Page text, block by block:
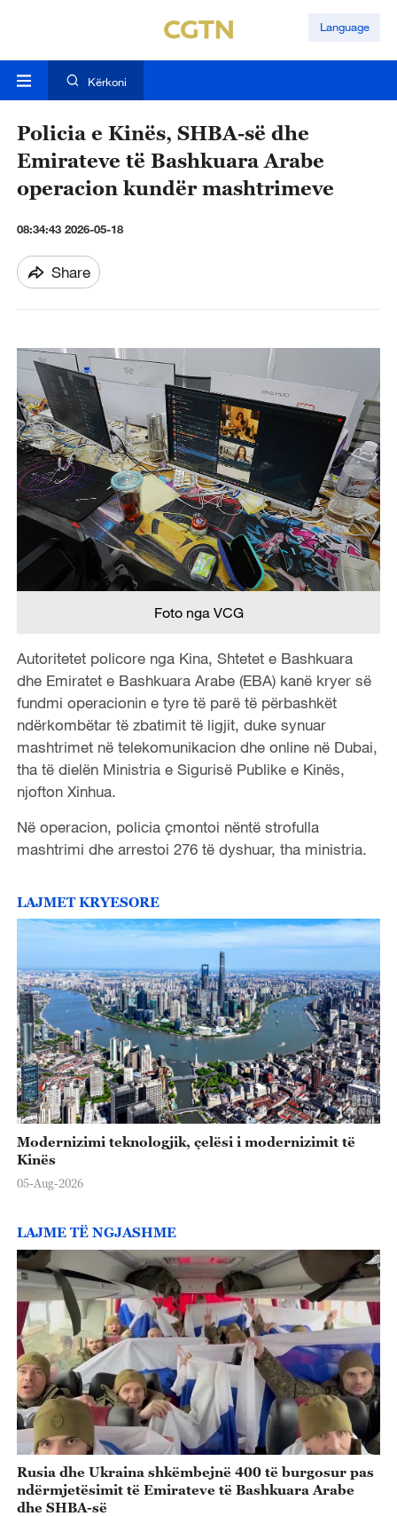
Language
Kërkoni
Policia e Kinës, SHBA-së dhe
Emirateve të Bashkuara Arabe
operacion kundër mashtrimeve
08:34:43 2026-05-18
Share
Foto nga VCG
Autoritetet policore nga Kina, Shtetet e Bashkuara
dhe Emiratet e Bashkuara Arabe (EBA) kanë kryer së
fundmi operacionin e tyre të parë të përbashkët
ndërkombëtar të zbatimit të ligjit, duke synuar
mashtrimet në telekomunikacion dhe online në Dubai,
tha të dielën Ministria e Sigurisë Publike e Kinës,
njofton Xinhua.
Në operacion, policia çmontoi nëntë strofulla
mashtrimi dhe arrestoi 276 të dyshuar, tha ministria.
LAJMET KRYESORE
Modernizimi teknologjik, çelësi i modernizimit të
Kinës
05-Aug-2026
LAJME TË NGJASHME
Rusia dhe Ukraina shkëmbejnë 400 të burgosur pas
ndërmjetësimit të Emirateve të Bashkuara Arabe
dhe SHBA-së